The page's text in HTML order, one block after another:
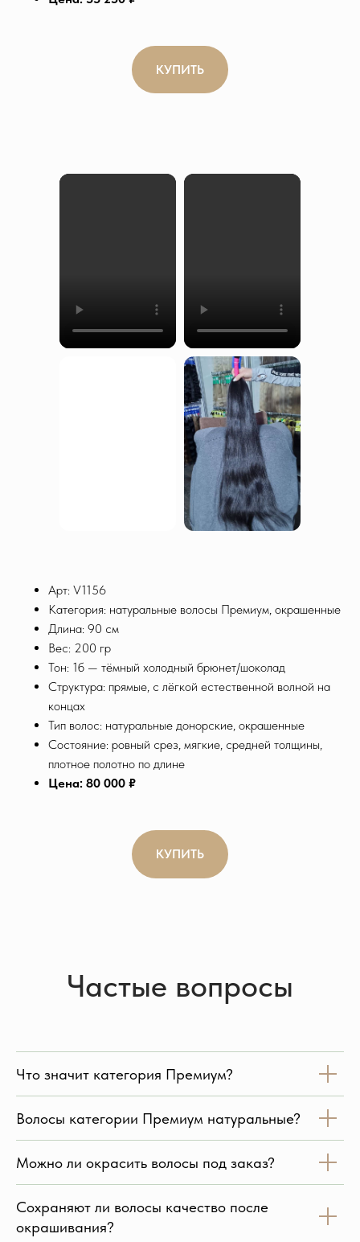
КУПИТЬ
Арт: V1156
Категория: натуральные волосы Премиум, окрашенные
Длина: 90 см
Вес: 200 гр
Тон: 1б — тёмный холодный брюнет/шоколад
Структура: прямые, с лёгкой естественной волной на
концах
Тип волос: натуральные донорские, окрашенные
Состояние: ровный срез, мягкие, средней толщины,
плотное полотно по длине
Цена: 80 000 ₽
КУПИТЬ
Частые вопросы
Что значит категория Премиум?
Волосы категории Премиум натуральные?
Можно ли окрасить волосы под заказ?
Сохраняют ли волосы качество после
окрашивания?